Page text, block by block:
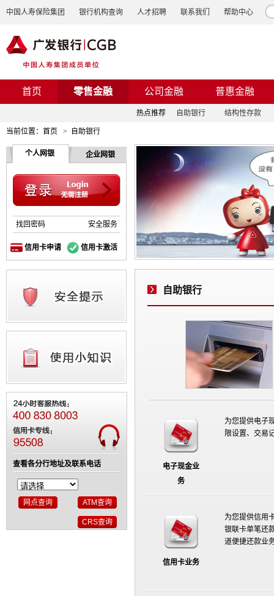
中国人寿保险集团 银行机构查询 人才招聘 联系我们 帮助中心
首页 零售金融 公司金融 普惠金融
热点推荐 自助银行 结构性存款
当前位置： 首页 > 自助银行
个人网银 企业网银
找回密码 安全服务
信用卡申请 信用卡激活
查看各分行地址及联系电话
自助银行
电子现金业
务
为您提供电子
限设置、交易
信用卡业务
为您提供信用
银联卡单笔还
道便捷还款业